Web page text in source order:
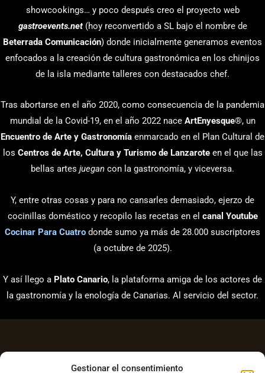
Gestionar el consentimiento
showcookings… y poco después creo el proyecto web
gastroevents.net(hoy reconvertido a SL bajo el nombre de
Beterrada Comunicación) donde inicialmente generamos eventos
enfocados a la creación de cultura gastronómica en los chinijos
de la isla mediante talleres con destacados chef.
Tras abortarse en el año 2020, como consecuencia de la pandemia
mundial de la Covid-19, en el año 2022 nace ArtEnyesque®, un
Encuentro de Arte y Gastronomía enmarcado en el Plan Cultural de
los Centros de Arte, Cultura y Turismo de Lanzaroteen el que las
bellas artes juegan con la gastronomía, y viceversa.
Y, entre otras cosas y para no cansarles demasiado, ejerzo de
cocinillas doméstico y recopilo las recetas en el canal Youtube
Cocinar Para Cuatro donde sumo ya más de 28.000 suscriptores
(a octubre de 2025).
Y así llego a Plato Canario, la plataforma amiga de los actores de
la gastronomía y la enología de Canarias. Al servicio del sector.